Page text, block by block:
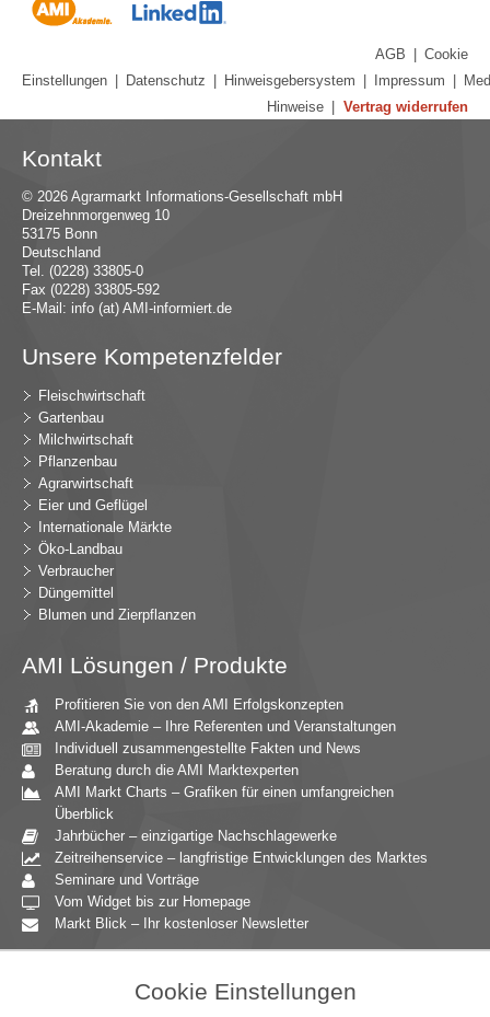
AGB
Cookie
Einstellungen
Datenschutz Hinweisgebersystem Impressum
Hinweise
Vertrag widerrufen
Kontakt
© 2026 Agrarmarkt Informations-Gesellschaft mbH
Dreizehnmorgenweg 10
53175 Bonn
Deutschland
Tel. (0228) 33805-0
Fax (0228) 33805-592
E-Mail: info (at) AMI-informiert.de
Unsere Kompetenzfelder
Fleischwirtschaft
Gartenbau
Milchwirtschaft
Pflanzenbau
Agrarwirtschaft
Eier und Geflügel
Internationale Märkte
Öko-Landbau
Verbraucher
Düngemittel
Blumen und Zierpflanzen
AMI Lösungen / Produkte
Profitieren Sie von den AMI Erfolgskonzepten
AMI-Akademie – Ihre Referenten und Veranstaltungen
Individuell zusammengestellte Fakten und News
Beratung durch die AMI Marktexperten
AMI Markt Charts – Grafiken für einen umfangreichen
Überblick
Jahrbücher – einzigartige Nachschlagewerke
Zeitreihenservice – langfristige Entwicklungen des Marktes
Seminare und Vorträge
Vom Widget bis zur Homepage
Markt Blick – Ihr kostenloser Newsletter
Cookie Einstellungen